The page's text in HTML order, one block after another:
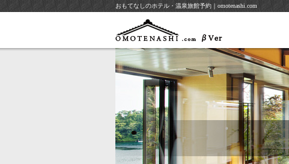
おもてなしのホテル・温泉旅館予約｜omotenashi.com